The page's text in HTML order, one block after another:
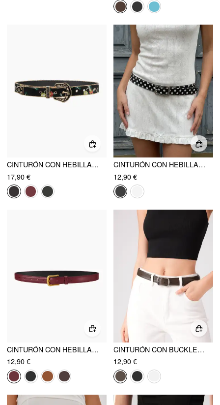
CINTURÓN CON HEBILLA GRABADA EN PATRÓN DE COCODRILO
17,90 €
CINTURÓN CON HEBILLA CUADRADA Y LUNARES
12,90 €
CINTURÓN CON HEBILLA CLÁSICA
12,90 €
CINTURÓN CON BUCKLE CUADRADO
12,90 €